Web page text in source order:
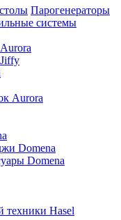
Парогенераторы
системы
Aurora
Domena
Domena
техники Hasel